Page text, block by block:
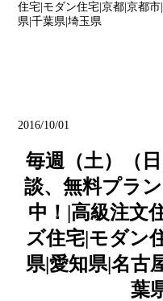
会社概要
住宅|モダン住宅|京都|京都
県|千葉県|埼玉県
2016/10/01
毎週（土）（
談、無料プラ
中！|高級注文
ズ住宅|モダン
県|愛知県|名古
葉